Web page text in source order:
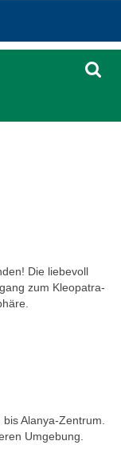
Die liebevoll
zum Kleopatra-
Alanya-Zentrum.
Umgebung.